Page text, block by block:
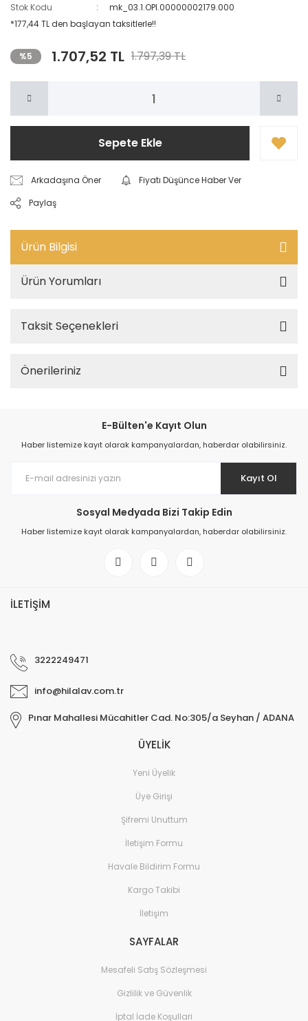
Stok Kodu
mk_03.1.OPI.00000002179.000
*177,44 TL den başlayan taksitlerle!!
%5 1.707,52 TL 1.797,39 TL
Sepete Ekle
Arkadaşına Öner
Fiyatı Düşünce Haber Ver
Paylaş
Ürün Bilgisi
Ürün Yorumları
Taksit Seçenekleri
Önerileriniz
E-Bülten'e Kayıt Olun
Haber listemize kayıt olarak kampanyalardan, haberdar olabilirsiniz.
Kayıt Ol
Sosyal Medyada Bizi Takip Edin
Haber listemize kayıt olarak kampanyalardan, haberdar olabilirsiniz.
İLETİŞİM
3222249471
info@hilalav.com.tr
Pınar Mahallesi Mücahitler Cad. No:305/a Seyhan / ADANA
ÜYELİK
Yeni Üyelik
Üye Girişi
Şifremi Unuttum
İletişim Formu
Havale Bildirim Formu
Kargo Takibi
İletişim
SAYFALAR
Mesafeli Satış Sözleşmesi
Gizlilik ve Güvenlik
İptal İade Koşullari